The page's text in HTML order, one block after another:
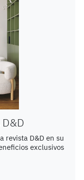
D&D
revista D&D en su
exclusivos